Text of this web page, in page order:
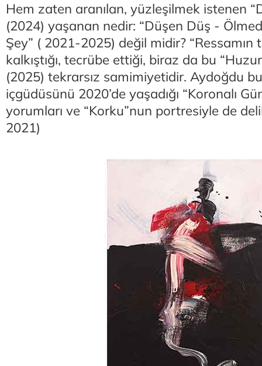
Hem zaten aranılan, yüzleşilmek istenen
(2024) yaşanan nedir: “Düşen Düş -
Şey” ( 2021-2025) değil midir?
kalkıştığı, tecrübe ettiği, biraz da bu
(2025) tekrarsız samimiyetidir. Aydoğdu
içgüdüsünü 2020’de yaşadığı “Koronalı
yorumları ve “Korku”nun portresiyle de
2021)